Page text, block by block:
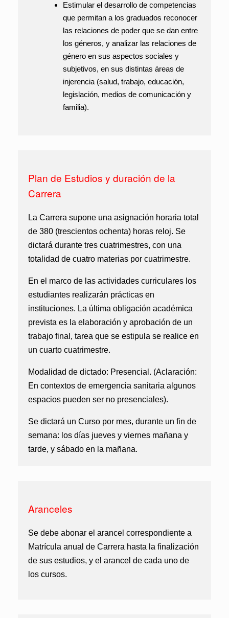
Estimular el desarrollo de competencias
que permitan a los graduados reconocer
las relaciones de poder que se dan entre
los géneros, y analizar las relaciones de
género en sus aspectos sociales y
subjetivos, en sus distintas áreas de
injerencia (salud, trabajo, educación,
legislación, medios de comunicación y
familia).
Plan de Estudios y duración de la
Carrera
La Carrera supone una asignación horaria total
de 380 (trescientos ochenta) horas reloj. Se
dictará durante tres cuatrimestres, con una
totalidad de cuatro materias por cuatrimestre.
En el marco de las actividades curriculares los
estudiantes realizarán prácticas en
instituciones. La última obligación académica
prevista es la elaboración y aprobación de un
trabajo final, tarea que se estipula se realice en
un cuarto cuatrimestre.
Modalidad de dictado: Presencial. (Aclaración:
En contextos de emergencia sanitaria algunos
espacios pueden ser no presenciales).
Se dictará un Curso por mes, durante un fin de
semana: los días jueves y viernes mañana y
tarde, y sábado en la mañana.
Aranceles
Se debe abonar el arancel correspondiente a
Matrícula anual de Carrera hasta la finalización
de sus estudios, y el arancel de cada uno de
los cursos.